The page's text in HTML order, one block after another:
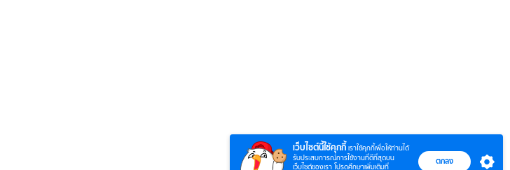
เว็บไซต์นี้ใช้คุกกี้ เราใช้คุกกี้เพื่อให้ท่านได้
รับประสบการณ์การใช้งานที่ดีที่สุดบน
เว็บไซต์ของเรา โปรดศึกษาเพิ่มเติมที่
ตกลง